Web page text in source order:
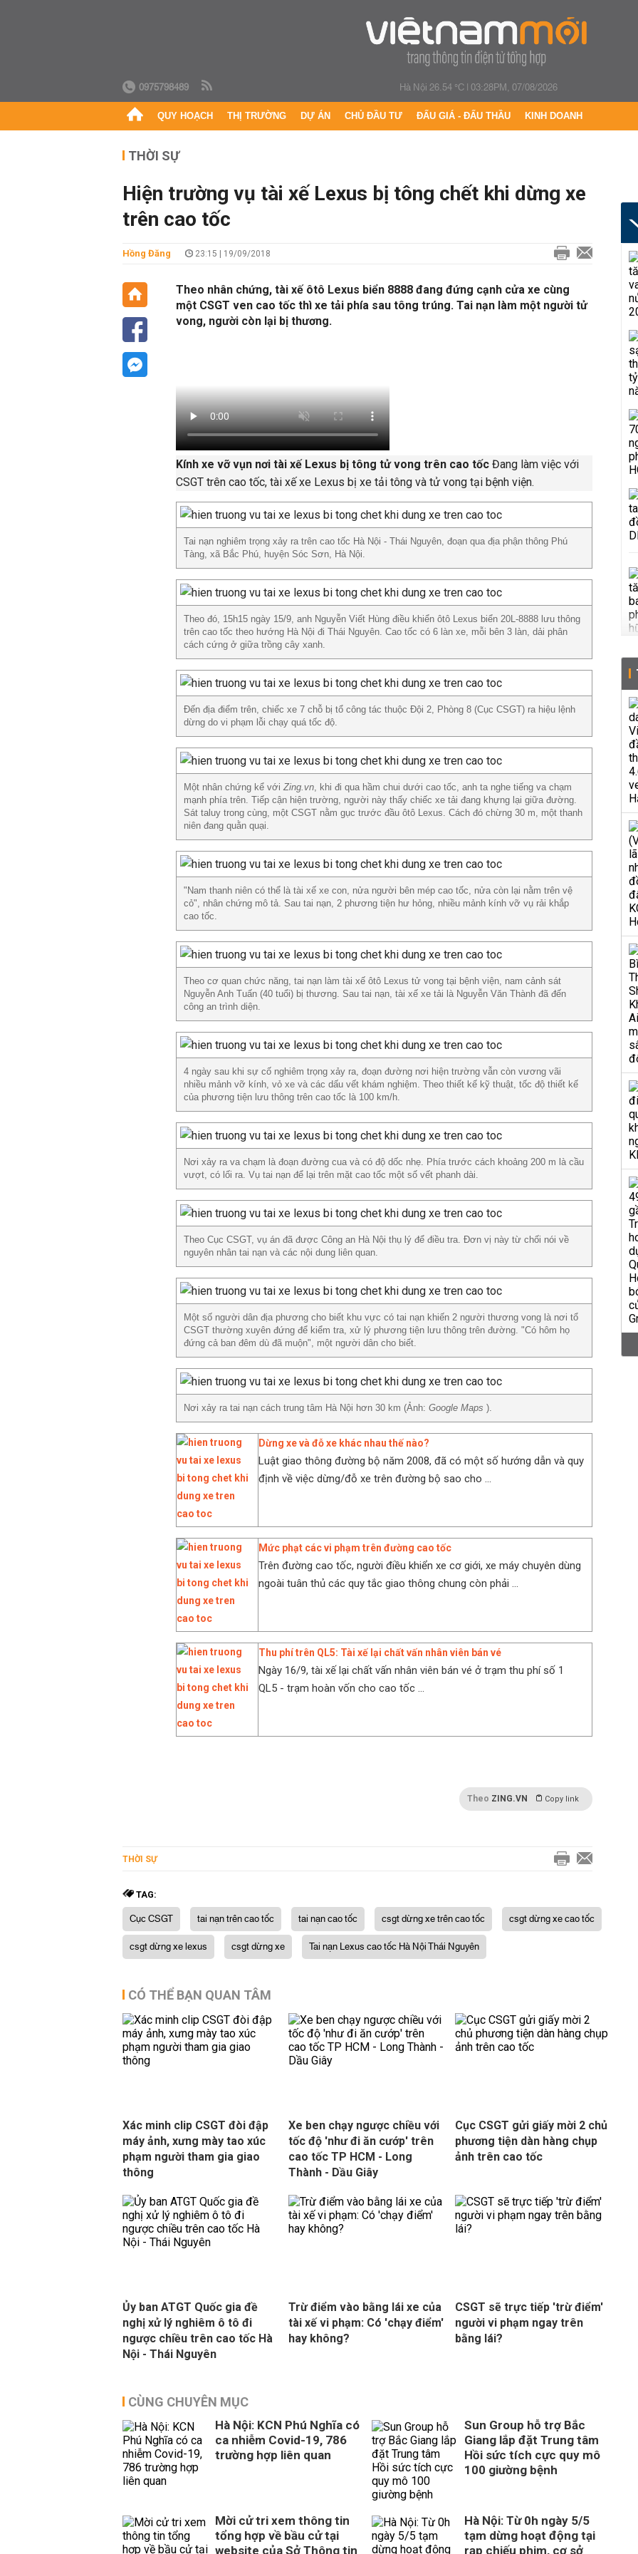
0975798489 Hà Nội 26.54 °C|03:28PM, 07/08/2026
QUY HOẠCH THỊ TRƯỜNG DỰ ÁN CHỦ ĐẦU TƯ ĐẤU GIÁ - ĐẤU THẦU KINH DOANH
THỜI SỰ
Hiện trường vụ tài xế Lexus bị tông chết khi dừng xe
trên cao tốc
Hồng Đăng 23:15 | 19/09/2018
Theo nhân chứng, tài xế ôtô Lexus biển 8888 đang đứng cạnh cửa xe cùng
một CSGT ven cao tốc thì xe tải phía sau tông trúng. Tai nạn làm một người tử
vong, người còn lại bị thương.
Kính xe vỡ vụn nơi tài xế Lexus bị tông tử vong trên cao tốc Đang làm việc với
CSGT trên cao tốc, tài xế xe Lexus bị xe tải tông và tử vong tại bệnh viện.
Tai nạn nghiêm trọng xảy ra trên cao tốc Hà Nội - Thái Nguyên, đoạn qua địa phận thông Phú
Tàng, xã Bắc Phú, huyện Sóc Sơn, Hà Nội.
Theo đó, 15h15 ngày 15/9, anh Nguyễn Viết Hùng điều khiển ôtô Lexus biển 20L-8888 lưu thông
trên cao tốc theo hướng Hà Nội đi Thái Nguyên. Cao tốc có 6 làn xe, mỗi bên 3 làn, dải phân
cách cứng ở giữa trồng cây xanh.
Đến địa điểm trên, chiếc xe 7 chỗ bị tổ công tác thuộc Đội 2, Phòng 8 (Cục CSGT) ra hiệu lệnh
dừng do vi phạm lỗi chạy quá tốc độ.
Một nhân chứng kể với Zing.vn, khi đi qua hầm chui dưới cao tốc, anh ta nghe tiếng va chạm
mạnh phía trên. Tiếp cận hiện trường, người này thấy chiếc xe tải đang khựng lại giữa đường.
Sát taluy trong cùng, một CSGT nằm gục trước đầu ôtô Lexus. Cách đó chừng 30 m, một thanh
niên đang quằn quại.
"Nam thanh niên có thể là tài xế xe con, nửa người bên mép cao tốc, nửa còn lại nằm trên vệ
cỏ", nhân chứng mô tả. Sau tai nạn, 2 phương tiện hư hỏng, nhiều mảnh kính vỡ vụ rải khắp
cao tốc.
Theo cơ quan chức năng, tai nạn làm tài xế ôtô Lexus tử vong tại bệnh viện, nam cảnh sát
Nguyễn Anh Tuấn (40 tuổi) bị thương. Sau tai nạn, tài xế xe tải là Nguyễn Văn Thành đã đến
công an trình diện.
4 ngày sau khi sự cố nghiêm trọng xảy ra, đoạn đường nơi hiện trường vẫn còn vương vãi
nhiều mảnh vỡ kính, vỏ xe và các dấu vết khám nghiệm. Theo thiết kế kỹ thuật, tốc độ thiết kế
của phương tiện lưu thông trên cao tốc là 100 km/h.
Nơi xảy ra va chạm là đoạn đường cua và có độ dốc nhẹ. Phía trước cách khoảng 200 m là cầu
vượt, có lối ra. Vụ tai nạn để lại trên mặt cao tốc một số vết phanh dài.
Theo Cục CSGT, vụ án đã được Công an Hà Nội thụ lý để điều tra. Đơn vị này từ chối nói về
nguyên nhân tai nạn và các nội dung liên quan.
Một số người dân địa phương cho biết khu vực có tai nạn khiến 2 người thương vong là nơi tổ
CSGT thường xuyên đứng để kiểm tra, xử lý phương tiện lưu thông trên đường. "Có hôm họ
đứng cả ban đêm dù đã muộn", một người dân cho biết.
Nơi xảy ra tai nạn cách trung tâm Hà Nội hơn 30 km (Ảnh: Google Maps ).
Dừng xe và đỗ xe khác nhau thế nào?
Luật giao thông đường bộ năm 2008, đã có một số hướng dẫn và quy
định về việc dừng/đỗ xe trên đường bộ sao cho ...
Mức phạt các vi phạm trên đường cao tốc
Trên đường cao tốc, người điều khiển xe cơ giới, xe máy chuyên dùng
ngoài tuân thủ các quy tắc giao thông chung còn phải ...
Thu phí trên QL5: Tài xế lại chất vấn nhân viên bán vé
Ngày 16/9, tài xế lại chất vấn nhân viên bán vé ở trạm thu phí số 1
QL5 - trạm hoàn vốn cho cao tốc ...
Theo ZING.VN Copy link
THỜI SỰ
TAG:
Cục CSGT tai nạn trên cao tốc tai nạn cao tốc csgt dừng xe trên cao tốc
csgt dừng xe cao tốc
csgt dừng xe lexus
csgt dừng xe Tai nạn Lexus cao tốc Hà Nội Thái Nguyên
CÓ THỂ BẠN QUAN TÂM
Xác minh clip CSGT đòi đập
máy ảnh, xưng mày tao xúc
phạm người tham gia giao
thông
Xe ben chạy ngược chiều với
tốc độ 'như đi ăn cướp' trên
cao tốc TP HCM - Long
Thành - Dầu Giây
Cục CSGT gửi giấy mời 2 chủ
phương tiện dàn hàng chụp
ảnh trên cao tốc
Ủy ban ATGT Quốc gia đề
nghị xử lý nghiêm ô tô đi
ngược chiều trên cao tốc Hà
Nội - Thái Nguyên
Trừ điểm vào bằng lái xe của
tài xế vi phạm: Có 'chạy điểm'
hay không?
CSGT sẽ trực tiếp 'trừ điểm'
người vi phạm ngay trên
bằng lái?
CÙNG CHUYÊN MỤC
Hà Nội: KCN Phú Nghĩa có
ca nhiễm Covid-19, 786
trường hợp liên quan
Sun Group hỗ trợ Bắc
Giang lắp đặt Trung tâm
Hồi sức tích cực quy mô
100 giường bệnh
Mời cử tri xem thông tin
tổng hợp về bầu cử tại
website của Sở Thông tin
Hà Nội: Từ 0h ngày 5/5
tạm dừng hoạt động tại
rạp chiếu phim, cơ sở